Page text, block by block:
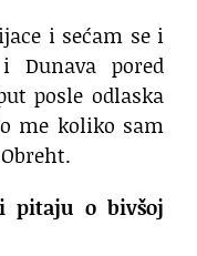
i sećam se i
Dunava pored
posle odlaska
me koliko sam
pitaju o bivšoj